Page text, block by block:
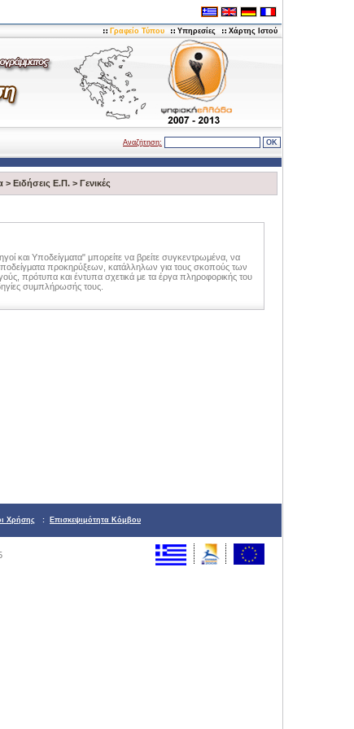
Γραφείο Τύπου Υπηρεσίες Χάρτης Ιστού
Αναζήτηση:
> Ειδήσεις Ε.Π. > Γενικές
και Υποδείγματα" μπορείτε να βρείτε συγκεντρωμένα, να
προκηρύξεων, κατάλληλων για τους σκοπούς των
πρότυπα και έντυπα σχετικά με τα έργα πληροφορικής του
συμπλήρωσής τους.
Χρήσης : Επισκεψιμότητα Κόμβου